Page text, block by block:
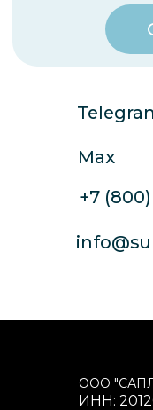
ИНН:
ООО